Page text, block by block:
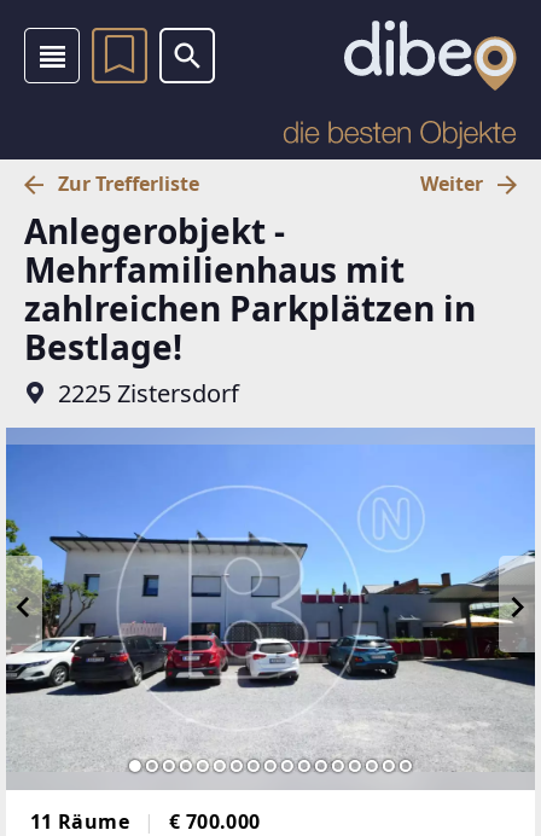
Zur Trefferliste Weiter
Anlegerobjekt -
Mehrfamilienhaus mit
zahlreichen Parkplätzen in
Bestlage!
2225 Zistersdorf
11 Räume € 700.000